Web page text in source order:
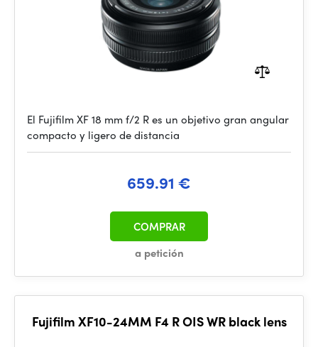
El Fujifilm XF 18 mm f/2 R es un objetivo gran angular
compacto y ligero de distancia
659.91 €
a petición
COMPRAR
Fujifilm XF10-24MM F4 R OIS WR black lens